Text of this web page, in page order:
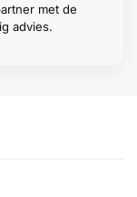
met de
advies.